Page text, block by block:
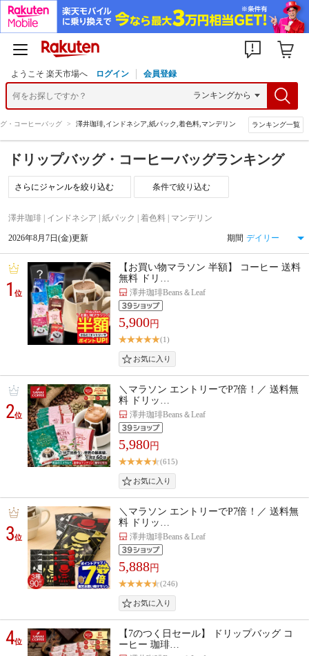
ようこそ 楽天市場へ ログイン 会員登録
・コーヒーバッグ > 澤井珈琲,インドネシア,紙パック,着色料,マンデリン ランキング一覧
ドリップバッグ・コーヒーバッグランキング
条件で絞り込む
澤井珈琲 | インドネシア | 紙パック | 着色料 | マンデリン
2026年8月7日(金)更新 期間
1位
【お買い物マラソン 半額】 コーヒー 送料
無料 ドリ…
澤井珈琲Beans＆Leaf
5,900円
(1)
2位
＼マラソン エントリーでP7倍！／ 送料無
料 ドリッ…
澤井珈琲Beans＆Leaf
5,980円
(615)
3位
＼マラソン エントリーでP7倍！／ 送料無
料 ドリッ…
澤井珈琲Beans＆Leaf
5,888円
(246)
4位
【7のつく日セール】 ドリップバッグ コ
ーヒー 珈琲…